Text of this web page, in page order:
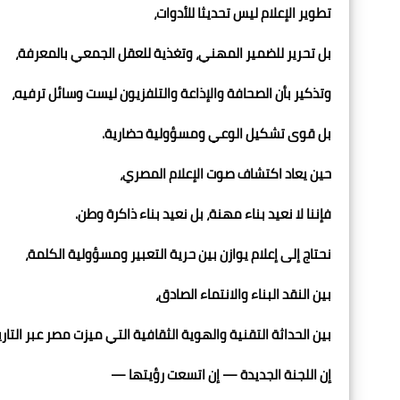
تطوير الإعلام ليس تحديثا للأدوات،
بل تحرير للضمير المهني، وتغذية للعقل الجمعي بالمعرفة،
وتذكير بأن الصحافة والإذاعة والتلفزيون ليست وسائل ترفيه،
بل قوى تشكيل الوعي ومسؤولية حضارية.
حين يعاد اكتشاف صوت الإعلام المصري،
فإننا لا نعيد بناء مهنة، بل نعيد بناء ذاكرة وطن.
نحتاج إلى إعلام يوازن بين حرية التعبير ومسؤولية الكلمة،
بين النقد البناء والانتماء الصادق،
بين الحداثة التقنية والهوية الثقافية التي ميزت مصر عبر
إن اللجنة الجديدة — إن اتسعت رؤيتها —